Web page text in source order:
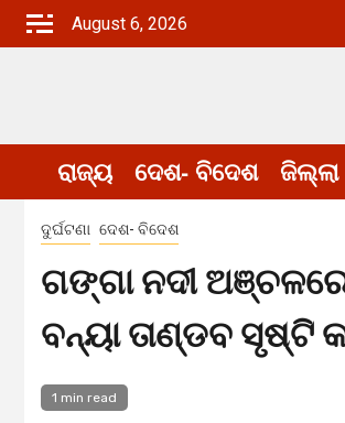
Skip
August 6, 2026
ରାଜ୍ୟ ଦେଶ- ବିଦେଶ ଜିଲ୍ଲା
ଦୁର୍ଘଟଣା ଦେଶ- ବିଦେଶ
ଗଙ୍ଗା ନଦୀ
ବନ୍ୟା ତାଣ୍ଡବ ସୃଷ୍ଟି
1 min read